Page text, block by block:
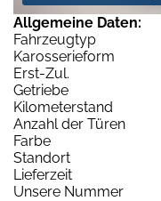
Allgemeine Daten:
Fahrzeugtyp
Karosserieform
Erst-Zul.
Getriebe
Kilometerstand
Anzahl der Türen
Farbe
Standort
Lieferzeit
Unsere Nummer